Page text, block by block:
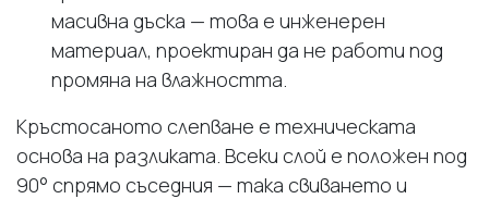
масивна дъска — това е инженерен
материал, проектиран да не работи под
промяна на влажността.
Кръстосаното слепване е техническата
основа на разликата. Всеки слой е положен под
90° спрямо съседния — така свиването и